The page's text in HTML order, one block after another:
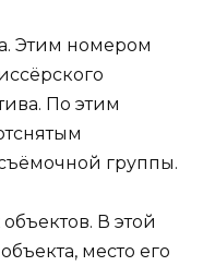
Этим номером
По этим
группы.
В этой
место его